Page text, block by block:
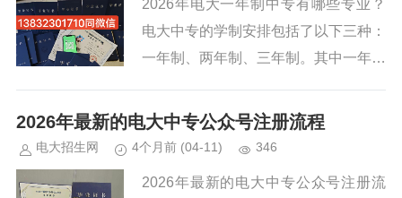
2026年电大一年制中专有哪些专业？
电大中专的学制安排包括了以下三种：
一年制、两年制、三年制。其中一年制
大专的前置学历，可以用于报考职业资
格证书的前置学历等。另外就是...
2026年最新的电大中专公众号注册流程
电大招生网 4个月前 (04-11) 346
2026年最新的电大中专公众号注册流